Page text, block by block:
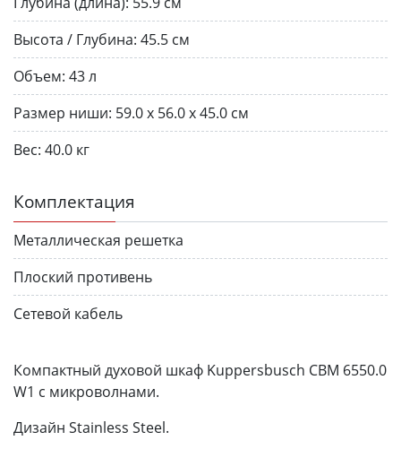
Высота / Глубина: 45.5 см
Объем: 43 л
Размер ниши: 59.0 x 56.0 x 45.0 см
Вес: 40.0 кг
Комплектация
Металлическая решетка
Плоский противень
Сетевой кабель
Компактный духовой шкаф Kuppersbusch CBM 6550.0
W1 с микроволнами.
Дизайн Stainless Steel.